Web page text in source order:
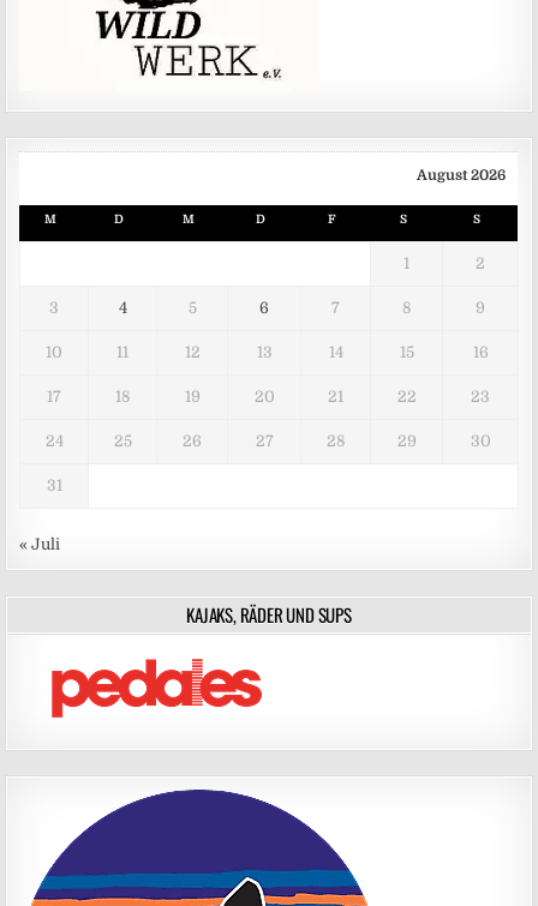
August 2026
M D M D F S S
1 2
3 4 5 6 7 8 9
10 11 12 13 14 15 16
17 18 19 20 21 22 23
24 25 26 27 28 29 30
31
« Juli
KAJAKS, RÄDER UND SUPS